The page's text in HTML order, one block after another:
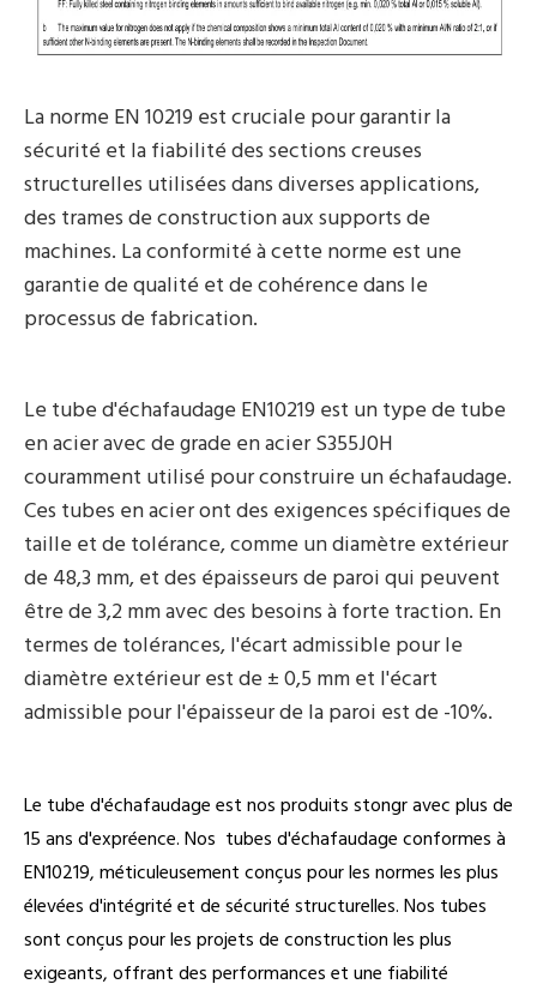
La norme EN 10219 est cruciale pour garantir la
sécurité et la fiabilité des sections creuses
structurelles utilisées dans diverses applications,
des trames de construction aux supports de
machines. La conformité à cette norme est une
garantie de qualité et de cohérence dans le
processus de fabrication.
Le tube d'échafaudage EN10219 est un type de tube
en acier avec de grade en acier S355J0H
couramment utilisé pour construire un échafaudage.
Ces tubes en acier ont des exigences spécifiques de
taille et de tolérance, comme un diamètre extérieur
de 48,3 mm, et des épaisseurs de paroi qui peuvent
être de 3,2 mm avec des besoins à forte traction. En
termes de tolérances, l'écart admissible pour le
diamètre extérieur est de ± 0,5 mm et l'écart
admissible pour l'épaisseur de la paroi est de -10%.
Le tube d'échafaudage est nos produits stongr avec plus de
15 ans d'expréence. Nos tubes d'échafaudage conformes à
EN10219, méticuleusement conçus pour les normes les plus
élevées d'intégrité et de sécurité structurelles. Nos tubes
sont conçus pour les projets de construction les plus
exigeants, offrant des performances et une fiabilité